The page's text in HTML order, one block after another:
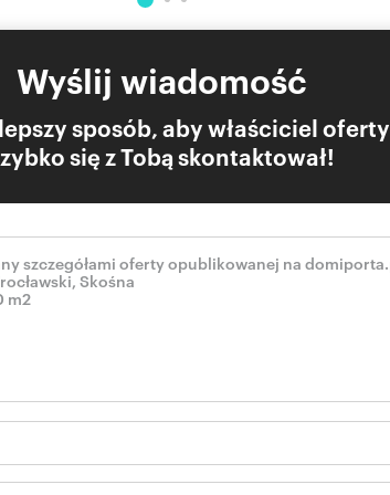
Wyślij wiadomość
sposób, aby właściciel oferty
się z Tobą skontaktował!